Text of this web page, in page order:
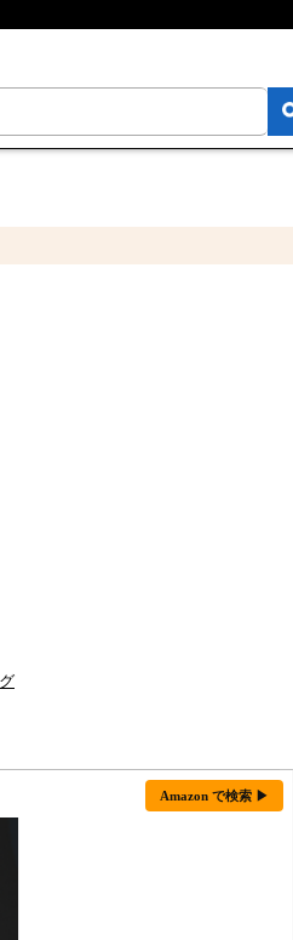
Amazon で検索 ▶